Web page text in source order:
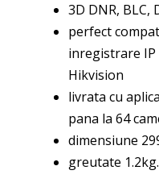
3D DNR, BLC,
perfect
inregistrare
Hikvision
livrata cu
pana la 64
dimensiune
greutate 1.2kg.